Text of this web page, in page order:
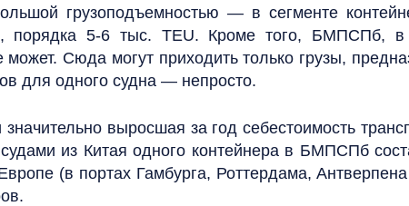
грузоподъемностью — в сегменте
порядка 5-6 тыс. TEU. Кроме того, БМПСПб, в
Сюда могут приходить только грузы,
для одного судна — непросто.
выросшая за год себестоимость
из Китая одного контейнера в БМПСПб
(в портах Гамбурга, Роттердама,